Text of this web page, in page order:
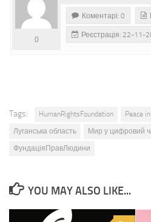
0
Коментарі: 0
Реєстрація: 22-11-
Tags: HumanRightsFoundation
Peace
Луганська область
Мир у цифровий
ФундаціяПравЛюдини
YOU MAY ALSO LIKE...